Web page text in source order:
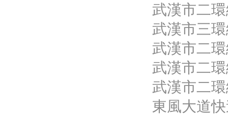
武漢市二
武漢市三
武漢市二
武漢市二
武漢市二
東風大道快